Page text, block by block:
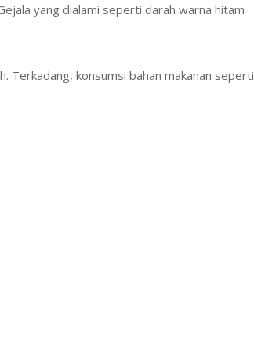
yang dialami seperti darah warna hitam
Terkadang, konsumsi bahan makanan seperti